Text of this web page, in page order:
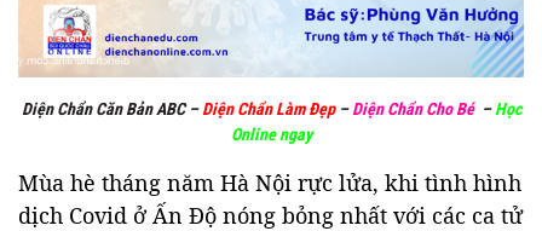
Diện Chẩn Căn Bản ABC–Diện Chẩn Làm Đẹp– Diện Chẩn Cho Bé –Học
Online ngay
Mùa hè tháng năm Hà Nội rực lửa, khi tình hình
dịch Covid ở Ấn Độ nóng bỏng nhất với các ca tử